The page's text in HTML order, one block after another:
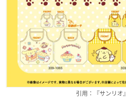
引用：『サンリオ』